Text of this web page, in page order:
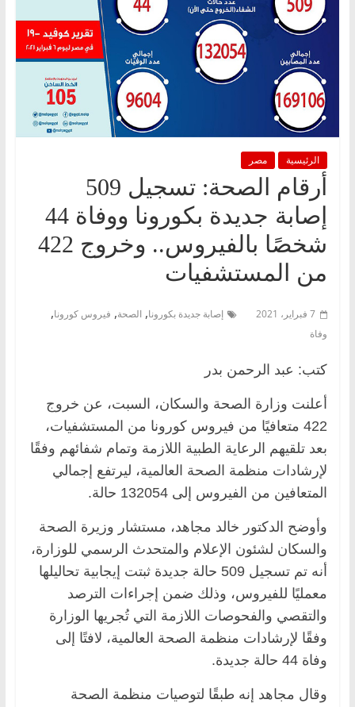
الرئيسية مصر
أرقام الصحة: تسجيل 509
إصابة جديدة بكورونا ووفاة 44
شخصًا بالفيروس.. وخروج 422
من المستشفيات
7 فبراير، 2021 إصابة جديدة بكورونا, الصحة, فيروس كورونا,
وفاة
كتب: عبد الرحمن بدر
أعلنت وزارة الصحة والسكان، السبت، عن خروج
422 متعافيًا من فيروس كورونا من المستشفيات،
بعد تلقيهم الرعاية الطبية اللازمة وتمام شفائهم وفقًا
لإرشادات منظمة الصحة العالمية، ليرتفع إجمالي
المتعافين من الفيروس إلى 132054 حالة.
وأوضح الدكتور خالد مجاهد، مستشار وزيرة الصحة
والسكان لشئون الإعلام والمتحدث الرسمي للوزارة،
أنه تم تسجيل 509 حالة جديدة ثبتت إيجابية تحاليلها
معمليًا للفيروس، وذلك ضمن إجراءات الترصد
والتقصي والفحوصات اللازمة التي تُجريها الوزارة
وفقًا لإرشادات منظمة الصحة العالمية، لافتًا إلى
وفاة 44 حالة جديدة.
وقال مجاهد إنه طبقًا لتوصيات منظمة الصحة